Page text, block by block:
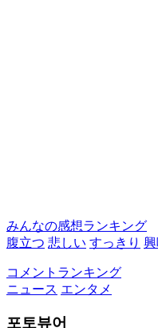
みんなの感想ランキング
腹立つ 悲しい すっきり
コメントランキング
ニュース エンタメ
포토뷰어